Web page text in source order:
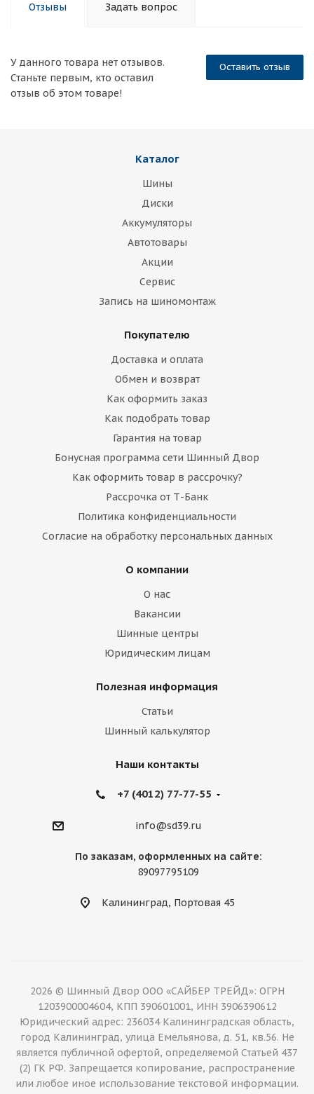
Отзывы Задать вопрос
Оставить отзыв
У данного товара нет отзывов.
Станьте первым, кто оставил
отзыв об этом товаре!
Каталог
Шины
Диски
Аккумуляторы
Автотовары
Акции
Сервис
Запись на шиномонтаж
Покупателю
Доставка и оплата
Обмен и возврат
Как оформить заказ
Как подобрать товар
Гарантия на товар
Бонусная программа сети Шинный Двор
Как оформить товар в рассрочку?
Рассрочка от Т-Банк
Политика конфиденциальности
Согласие на обработку персональных данных
О компании
О нас
Вакансии
Шинные центры
Юридическим лицам
Полезная информация
Статьи
Шинный калькулятор
Наши контакты
+7 (4012) 77-77-55
info@sd39.ru
По заказам, оформленных на сайте:
89097795109
Калининград, Портовая 45
2026 © Шинный Двор ООО «САЙБЕР ТРЕЙД»: ОГРН
1203900004604, КПП 390601001, ИНН 3906390612
Юридический адрес: 236034 Калининградская область,
город Калининград, улица Емельянова, д. 51, кв.56. Не
является публичной офертой, определяемой Статьей 437
(2) ГК РФ. Запрещается копирование, распространение
или любое иное использование текстовой информации.